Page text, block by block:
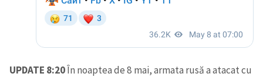
UPDATE 8:20În noaptea de 8 mai, armata rusă a atacat cu